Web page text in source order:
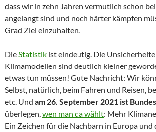
dass wir in zehn Jahren vermutlich schon
angelangt sind und noch härter kämpfen
Grad Ziel einzuhalten.
DieStatistik ist eindeutig. Die
Klimamodellen sind deutlich kleiner
etwas tun müssen! Gute Nachricht: Wir
Selbst, natürlich, beim Fahren und Reisen,
etc. Und am 26. September 2021 ist
überlegen,wen man da wählt: Mehr
Ein Zeichen für die Nachbarn in Europa und